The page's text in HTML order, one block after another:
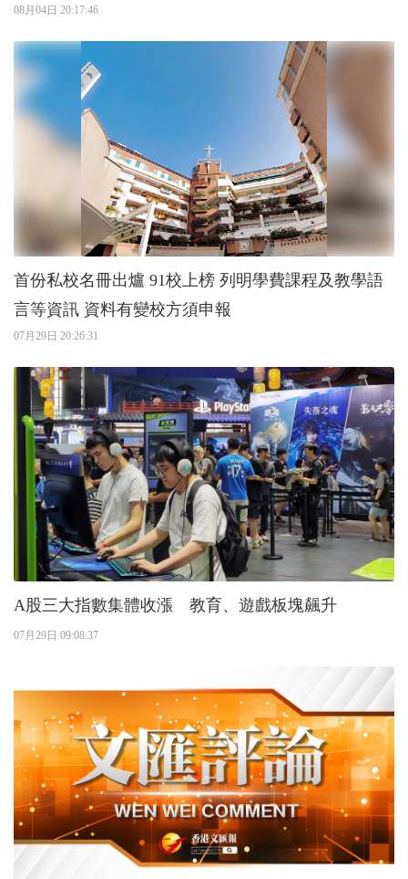
08月04日 20:17:46
首份私校名冊出爐 91校上榜 列明學費課程及教學語
言等資訊 資料有變校方須申報
07月29日 20:26:31
A股三大指數集體收漲 教育、遊戲板塊飆升
07月29日 09:08:37